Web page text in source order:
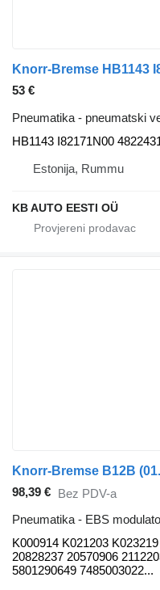
53 €
Pneumatika - pneumatski
HB1143 I82171N00
Estonija, Rummu
KB AUTO EESTI OÜ
98,39 € Bez PDV-a
Pneumatika - EBS
K000914 K021203
20828237 20570906
5801290649 7485003022...